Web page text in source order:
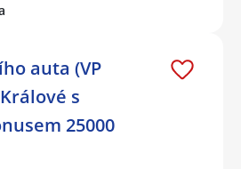
auta (VP
s
25000